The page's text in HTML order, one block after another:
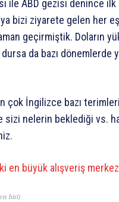
ile ABD gezisi denince
bizi ziyarete gelen her
geçirmiştik. Doların
da bazı dönemlerde
çok İngilizce bazı
nelerin beklediği vs.
biri)